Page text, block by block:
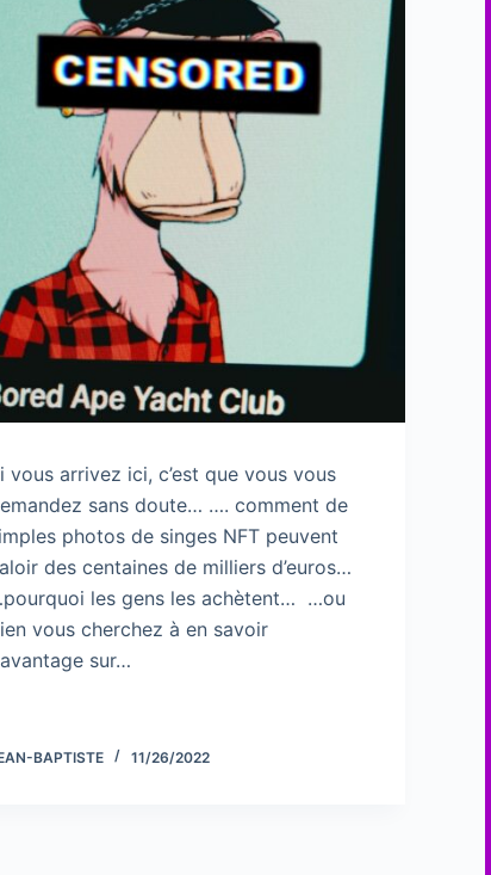
vous arrivez ici, c’est que vous vous
sans doute… …. comment de
photos de singes NFT peuvent
des centaines de milliers d’euros…
les gens les achètent… …ou
vous cherchez à en savoir
sur…
BAPTISTE 11/26/2022